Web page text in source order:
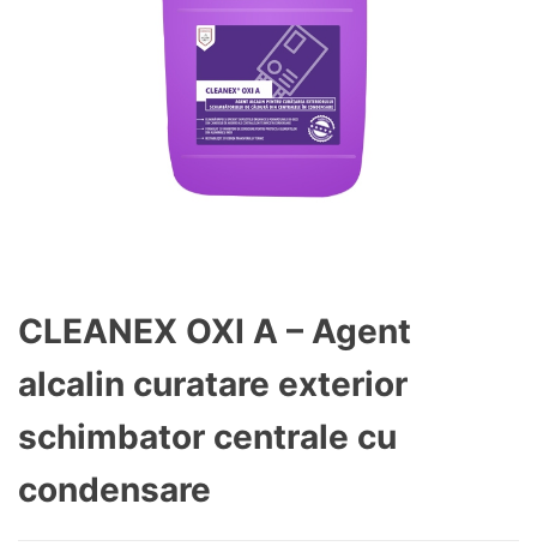
CLEANEX OXI A – Agent
alcalin curatare exterior
schimbator centrale cu
condensare